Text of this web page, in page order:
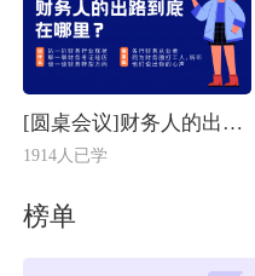
[圆桌会议]财务人的出路到底在哪里？
1914人已学
榜单